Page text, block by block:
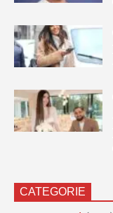
CATEGORIE